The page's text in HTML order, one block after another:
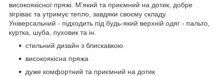
високоякісної пряжі. М'який та приємний на дотик, добре
зігріває та утримує тепло, завдяки своєму складу.
Універсальний - підходить під будь-який верхній одяг - пальто,
куртка, шуба, пуховик та ін.
стильний дизайн з блискавкою
високоякісна пряжа
дуже комфортний та приємний на дотик